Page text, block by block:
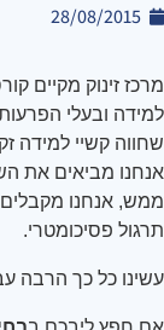
28/08/2015
מרכז זינוק מקיים
למידה ובעלי
שחווה קשיי למידה
אנחנו מביאים את
ממש, אנחנו
תרגול פסיכומטרי.
עשינו כל כך הרבה